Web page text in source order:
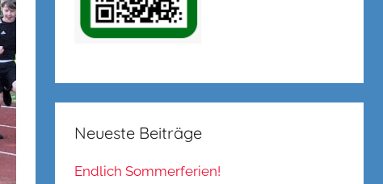
Neueste Beiträge
Endlich Sommerferien!